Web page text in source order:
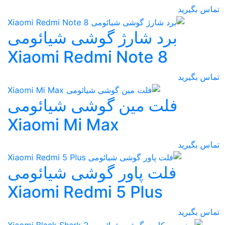
تماس بگیرید
برد شارژ گوشی شیائومی
Xiaomi Redmi Note 8
تماس بگیرید
فلت مین گوشی شیائومی
Xiaomi Mi Max
تماس بگیرید
فلت پاور گوشی شیائومی
Xiaomi Redmi 5 Plus
تماس بگیرید